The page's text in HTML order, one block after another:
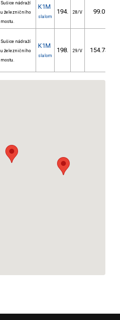
Sušice nádraží
u železničního
mostu.
K1M
slalom
194. 28/V 99.09
Sušice nádraží
u železničního
mostu.
K1M
slalom
198. 29/V 154.73